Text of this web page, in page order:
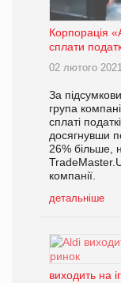
Корпорація
сплати
02 лютого
За
група
сплаті
досягнувши
26% більше,
компанії.
детальніше
виходить на